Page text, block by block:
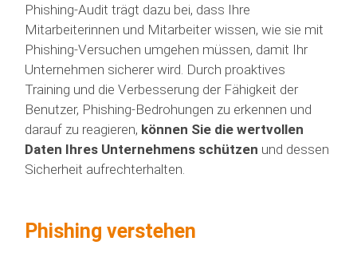
Phishing-Audit trägt dazu bei, dass Ihre
Mitarbeiterinnen und Mitarbeiter wissen, wie sie mit
Phishing-Versuchen umgehen müssen, damit Ihr
Unternehmen sicherer wird. Durch proaktives
Training und die Verbesserung der Fähigkeit der
Benutzer, Phishing-Bedrohungen zu erkennen und
darauf zu reagieren, können Sie die wertvollen
Daten Ihres Unternehmens schützen und dessen
Sicherheit aufrechterhalten.
Phishing verstehen